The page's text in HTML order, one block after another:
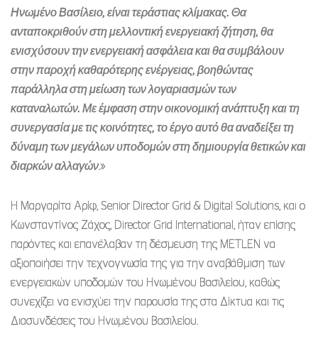
Ηνωμένο Βασίλειο, είναι τεράστιας κλίμακας. Θα
ανταποκριθούν στη μελλοντική ενεργειακή ζήτηση, θα
ενισχύσουν την ενεργειακή ασφάλεια και θα συμβάλουν
στην παροχή καθαρότερης ενέργειας, βοηθώντας
παράλληλα στη μείωση των λογαριασμών των
καταναλωτών. Με έμφαση στην οικονομική ανάπτυξη και τη
συνεργασία με τις κοινότητες, το έργο αυτό θα αναδείξει τη
δύναμη των μεγάλων υποδομών στη δημιουργία θετικών και
διαρκών αλλαγών.»
Η Μαργαρίτα Αρίφ, Senior Director Grid & Digital Solutions, και ο
Κωνσταντίνος Ζάχος, Director Grid International, ήταν επίσης
παρόντες και επανέλαβαν τη δέσμευση της METLEN να
αξιοποιήσει την τεχνογνωσία της για την αναβάθμιση των
ενεργειακών υποδομών του Ηνωμένου Βασιλείου, καθώς
συνεχίζει να ενισχύει την παρουσία της στα Δίκτυα και τις
Διασυνδέσεις του Ηνωμένου Βασιλείου.